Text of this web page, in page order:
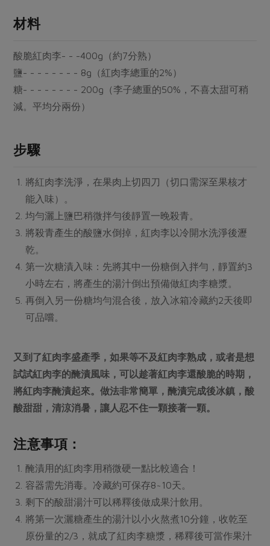
休閒零嘴
居家好物
日用品
最新產品
優惠專區
素食專區
樂齡友善
漬物
涼拌沙拉
飲品
主題食譜
年菜食譜
養身食補
節慶大餐
主婦聯盟X樂齡網特約優惠案
30%rPET紅烏龍茶
2024農業發展計畫年度報告
廢核運動
公益金 食農教育
更多議題
綠主張月刊
典藏閱覽室
硝酸鹽檢驗
社員權益
合作社法規
社務專區
媒體報導
地區活動
社務會議 地區活動
活動報下載
材料
酸脆紅肉李- - -400g（約7分熟）
鹽- - - - - - - - 8g（紅肉李總重的2%）
糖- - - - - - - - 200g（李子總重的50%，不喜太甜可稍
減。平均分兩份）
步驟
將紅肉李洗淨，在果肉上切四刀（切口需深至果核才
能入味）。
均勻灑上鹽巴稍微拌勻後靜置一晚殺青。
將殺青產生的酸鹽水倒掉，紅肉李以冷開水洗淨後瀝
乾。
第一次糖漬入味：先將其中一份糖倒入拌勻，靜置約3
小時左右，將產生的湯汁倒出預備做紅肉李糖漿。
再倒入另一份糖均勻混合後，放入冰箱冷藏約2天後即
可品嚐。
又到了紅肉李盛產季，如果等不及紅肉李熟成，或者是想
試試紅肉李的醃漬風味，可以趁著紅肉李還酸脆的時期，
將紅肉李醃漬起來。做法非常簡單，醃漬完成後冰鎮，酸
酸甜甜，清涼消暑，讓人忍不住一顆接著一顆。
注意事項：
醃漬用的紅肉李用稍微硬一點比較適合！
容器需先消毒。冷藏約可保存8~10天。
剩下的酸甜湯汁可以稀釋後做成果汁飲用。
將第一次灑糖產生的湯汁以小火熬煮10分鐘，收乾至
原份量的2/3，就成了紅肉李糖漿，稀釋後可當作果汁